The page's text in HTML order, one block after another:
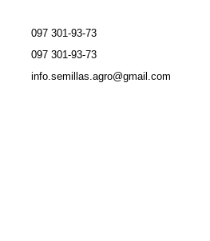
097 301-93-73
097 301-93-73
info.semillas.agro@gmail.com